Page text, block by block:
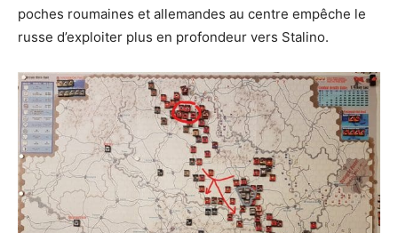
poches roumaines et allemandes au centre empêche le
russe d’exploiter plus en profondeur vers Stalino.